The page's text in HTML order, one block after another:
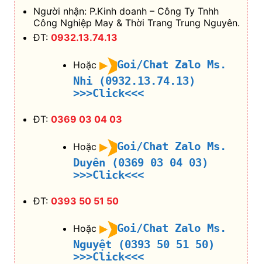
Người nhận: P.Kinh doanh – Công Ty Tnhh
Công Nghiệp May & Thời Trang Trung Nguyên.
ĐT: 0932.13.74.13
Hoặc
Goi/Chat Zalo Ms.
Nhi (0932.13.74.13)
>>>Click<<<
ĐT: 0369 03 04 03
Hoặc
Goi/Chat Zalo Ms.
Duyên (0369 03 04 03)
>>>Click<<<
ĐT: 0393 50 51 50
Hoặc
Goi/Chat Zalo Ms.
Nguyệt (0393 50 51 50)
>>>Click<<<